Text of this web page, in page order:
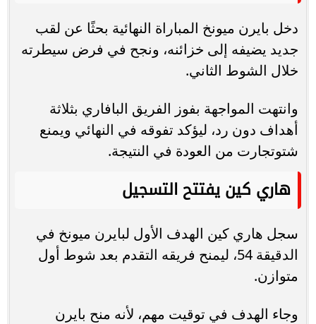
دخل بايرن ميونخ المباراة النهائية بحثًا عن لقب
جديد يضيفه إلى خزائنه، ونجح في فرض سيطرته
خلال الشوط الثاني.
وانتهت المواجهة بفوز الفريق البافاري بثلاثة
أهداف دون رد، ليؤكد تفوقه في النهائي ويمنع
شتوتجارت من العودة في النتيجة.
هاري كين يفتتح التسجيل
سجل هاري كين الهدف الأول لبايرن ميونخ في
الدقيقة 54، ليمنح فريقه التقدم بعد شوط أول
متوازن.
وجاء الهدف في توقيت مهم، لأنه منح بايرن